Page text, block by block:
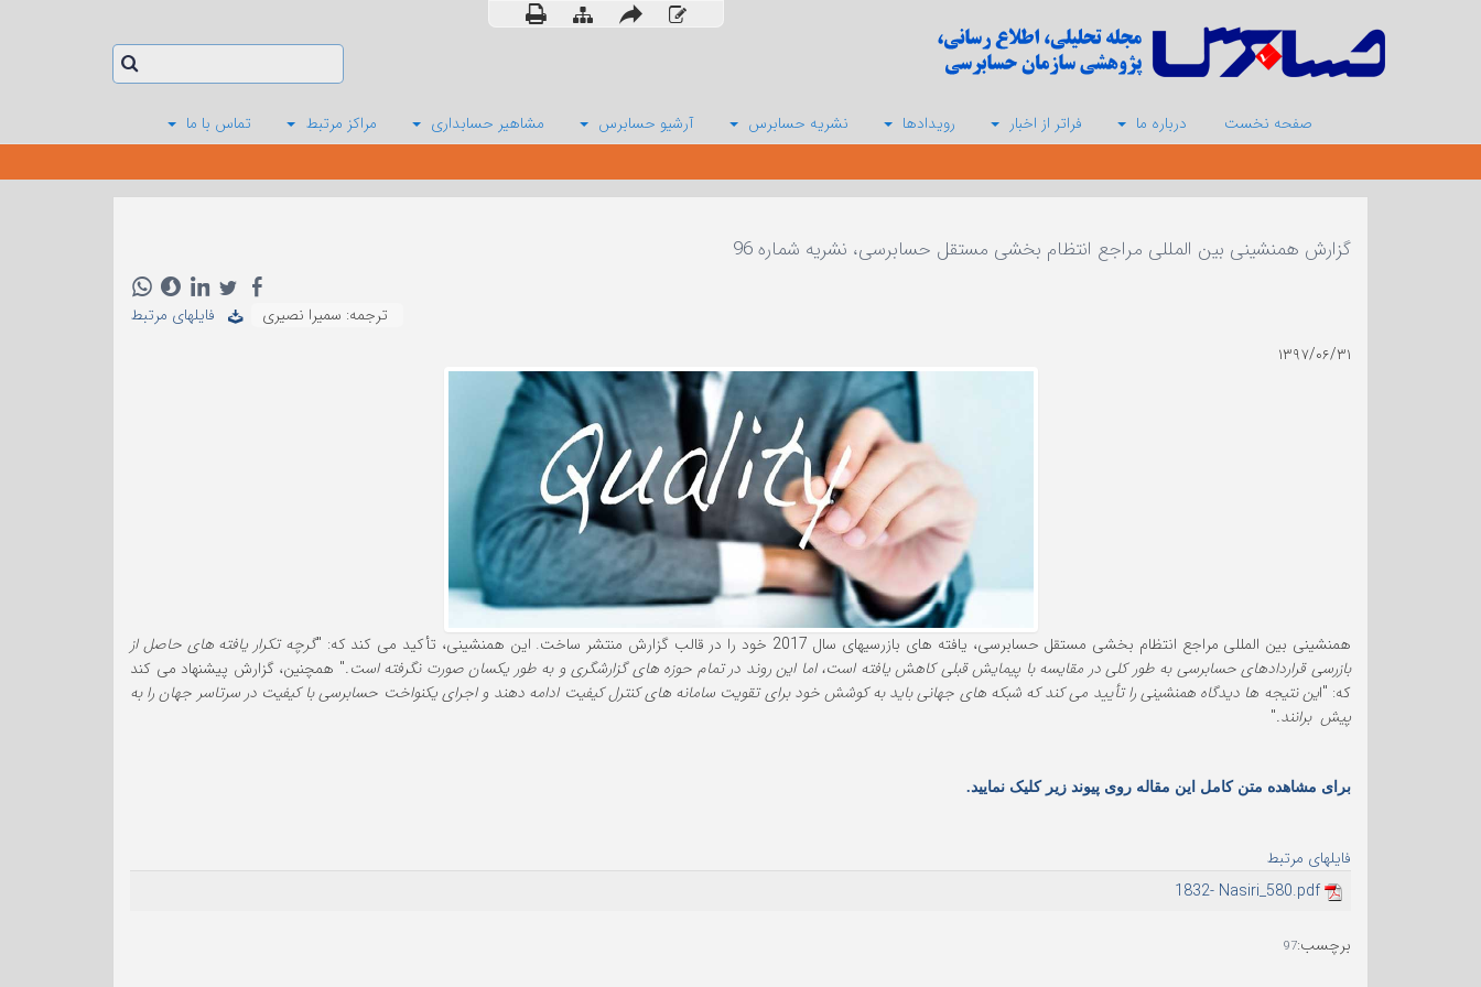
صفحه نخست درباره ما فراتر از اخبار رویدادها نشریه حسابرس آرشیو حسابرس مشاهیر حسابداری مراکز مرتبط تماس با ما
گزارش همنشینی بین المللی مراجع انتظام بخشی مستقل حسابرسی، نشریه شماره 96
ترجمه: سمیرا نصیری
فایلهای مرتبط
۱۳۹۷/۰۶/۳۱
همنشینی بین المللی مراجع انتظام بخشی مستقل حسابرسی، یافته های بازرسیهای سال 2017 خود را در قالب گزارش منتشر ساخت. این همنشینی، تأکید می کند که: "
گرچه تکرار یافته های حاصل از
بازرسی قراردادهای حسابرسی به طور کلی در مقایسه با پیمایش قبلی کاهش یافته است، اما این روند در تمام حوزه های گزارشگری و به طور یکسان صورت نگرفته است." همچنین، گزارش پیشنهاد می کند
که: "این نتیجه ها دیدگاه همنشینی را تأیید می کند که شبکه های جهانی باید به کوشش خود برای تقویت سامانه های کنترل کیفیت ادامه دهند و اجرای یکنواخت حسابرسی با کیفیت در سرتاسر جهان را به
پیش برانند."
برای مشاهده متن کامل این مقاله روی پیوند زیر کلیک نمایید.
فایلهای مرتبط
1832- Nasiri_580.pdf
برچسب:
97